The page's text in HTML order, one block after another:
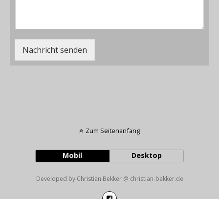
Nachricht senden
Zum Seitenanfang
Mobil Desktop
Developed by Christian Bekker @ christian-bekker.de